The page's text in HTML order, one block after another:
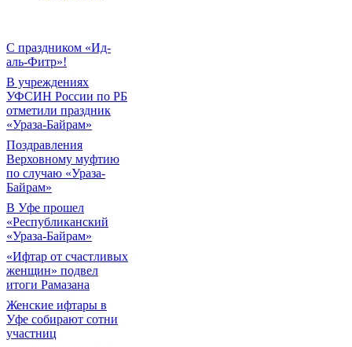
С праздником «Ид-
аль-Фитр»!
В учреждениях
УФСИН России по РБ
отметили праздник
«Ураза-Байрам»
Поздравления
Верховному муфтию
по случаю «Ураза-
Байрам»
В Уфе прошел
«Республиканский
«Ураза-Байрам»
«Ифтар от счастливых
женщин» подвел
итоги Рамазана
Женские ифтары в
Уфе собирают сотни
участниц